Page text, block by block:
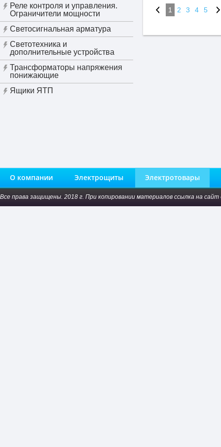
Реле контроля и управления.
Ограничители мощности
Светосигнальная арматура
Светотехника и
дополнительные устройства
Трансформаторы напряжения
понижающие
Ящики ЯТП
1 2 3 4 5
О компании Электрощиты Электротовары
Все права защищены. 2018 г. При копировании материалов ссылка на сайт